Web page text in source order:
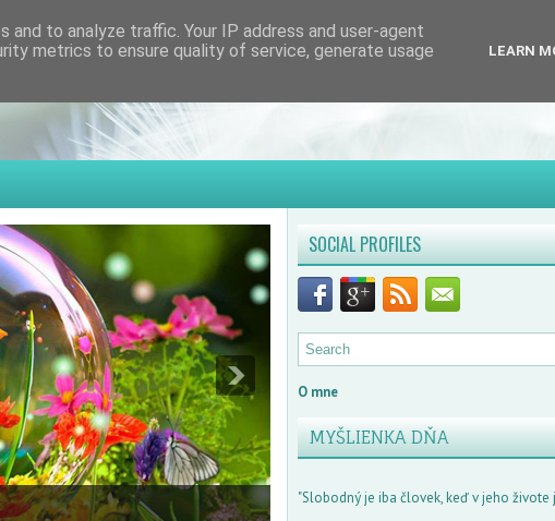
SOCIAL PROFILES
O mne
MYŠLIENKA DŇA
"Slobodný je iba človek, keď v jeho živote
to analyze traffic. Your IP address and user-agent
metrics to ensure quality of service, generate usage
LEARN